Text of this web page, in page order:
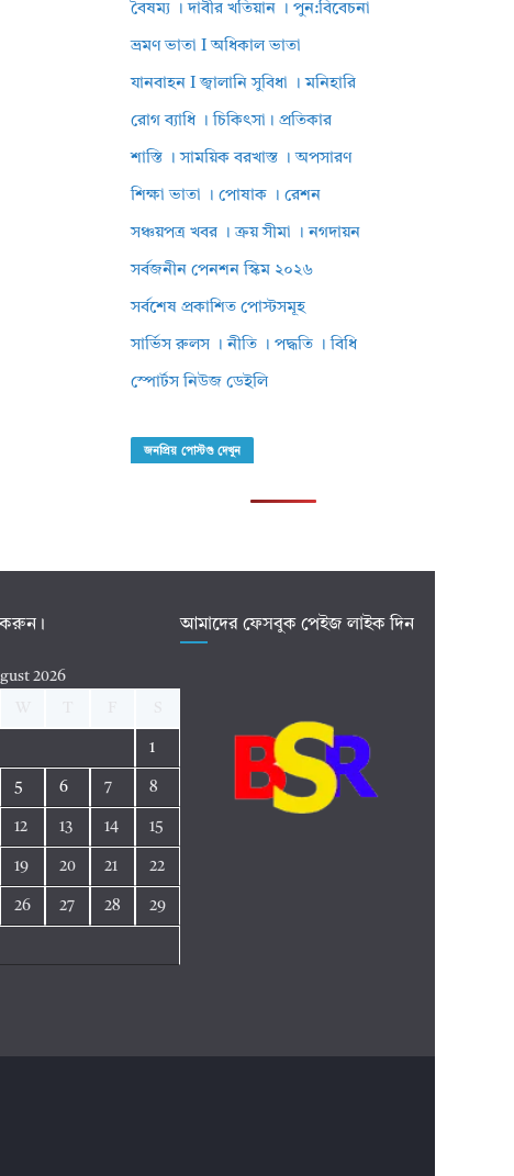
বৈষম্য । দাবীর খতিয়ান । পুন:বিবেচনা
ভ্রমণ ভাতা I অধিকাল ভাতা
যানবাহন I জ্বালানি সুবিধা । মনিহারি
রোগ ব্যাধি । চিকিৎসা। প্রতিকার
শাস্তি । সাময়িক বরখাস্ত । অপসারণ
শিক্ষা ভাতা । পোষাক । রেশন
সঞ্চয়পত্র খবর । ক্রয় সীমা । নগদায়ন
সর্বজনীন পেনশন স্কিম ২০২৬
সর্বশেষ প্রকাশিত পোস্টসমূহ
সার্ভিস রুলস । নীতি । পদ্ধতি । বিধি
স্পোর্টস নিউজ ডেইলি
জনপ্রিয় পোস্টগু দেখুন
করুন।
2026
1
5 6 7 8
12 13 14 15
19 20 21 22
26 27 28 29
আমাদের ফেসবুক পেইজ লাইক দিন